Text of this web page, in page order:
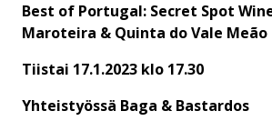
Best of Portugal: Secret Spot
Maroteira & Quinta do Vale Meão
Tiistai 17.1.2023 klo 17.30
Yhteistyössä Baga & Bastardos